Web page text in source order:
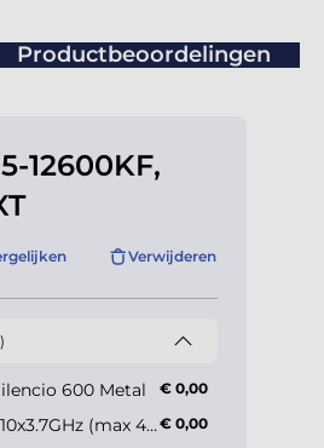
Productbeoordelingen
12600KF,
Verwijderen
600 Metal € 0,00
Intel i5-12600KF 10x3.7GHz (max 4.9GHz)€ 0,00